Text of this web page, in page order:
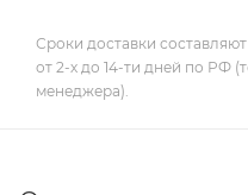
Сроки доставки
от 2-х до 14-ти дней по РФ
менеджера).